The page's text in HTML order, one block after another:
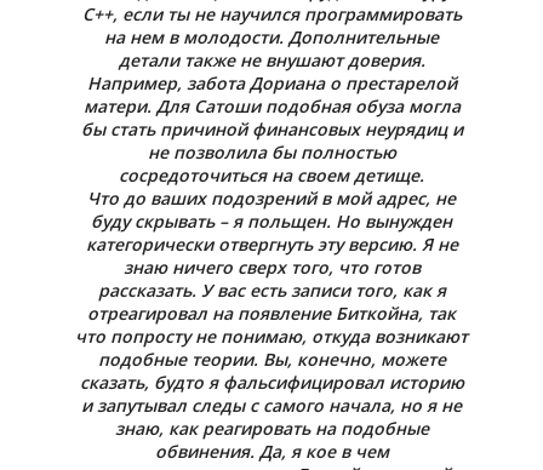
C++, если ты не научился программировать
на нем в молодости. Дополнительные
детали также не внушают доверия.
Например, забота Дориана о престарелой
матери. Для Сатоши подобная обуза могла
бы стать причиной финансовых неурядиц и
не позволила бы полностью
сосредоточиться на своем детище.
Что до ваших подозрений в мой адрес, не
буду скрывать – я польщен. Но вынужден
категорически отвергнуть эту версию. Я не
знаю ничего сверх того, что готов
рассказать. У вас есть записи того, как я
отреагировал на появление Биткойна, так
что попросту не понимаю, откуда возникают
подобные теории. Вы, конечно, можете
сказать, будто я фальсифицировал историю
и запутывал следы с самого начала, но я не
знаю, как реагировать на подобные
обвинения. Да, я кое в чем